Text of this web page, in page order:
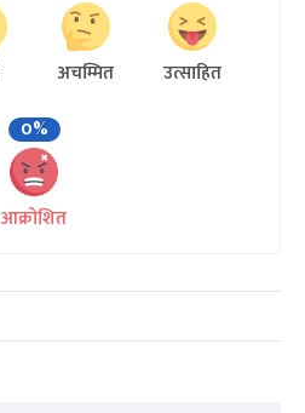
अचम्मित
उत्साहित
0%
आक्रोशित